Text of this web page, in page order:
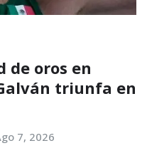
de oros en
triunfa en
7, 2026